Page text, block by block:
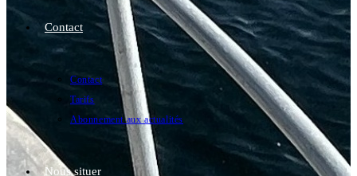
Contact
Contact
Tarifs
Abonnement aux actualités
Nous situer